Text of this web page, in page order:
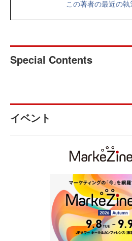
この著者の最近の
Special Contents
イベント